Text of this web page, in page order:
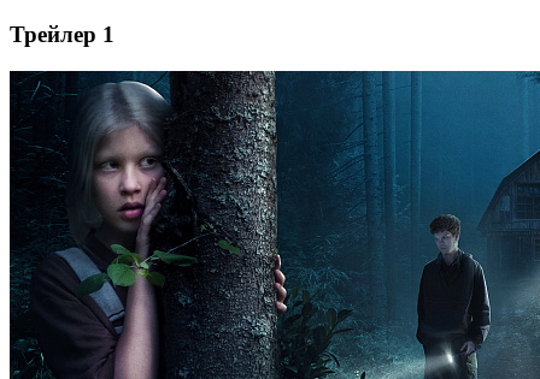
Трейлер 1